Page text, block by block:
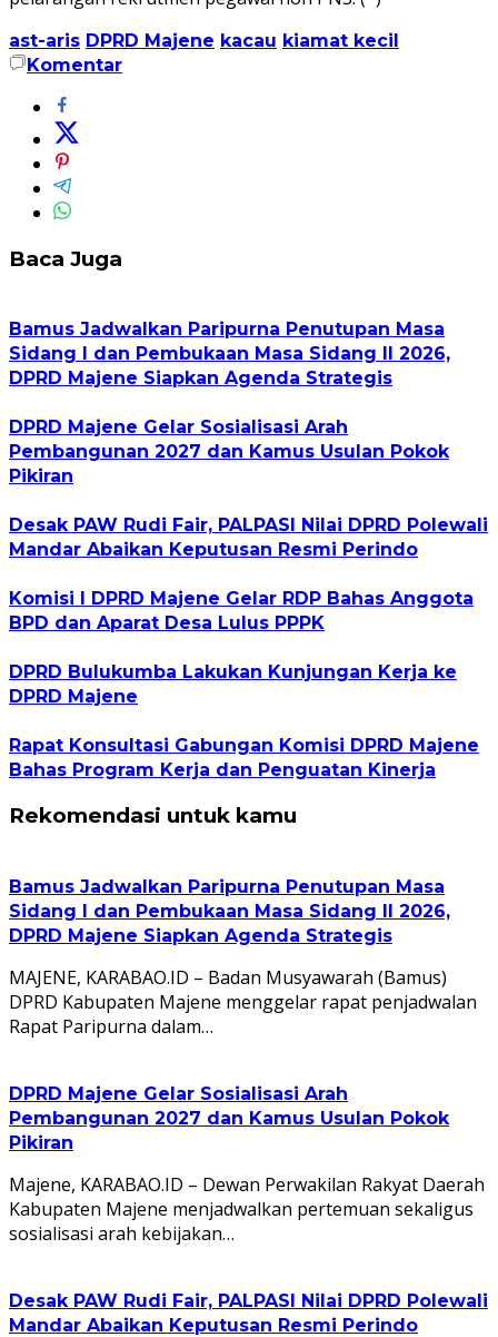
ast-aris DPRD Majene kacau kiamat kecil
Komentar
Baca Juga
Bamus Jadwalkan Paripurna Penutupan Masa
Sidang I dan Pembukaan Masa Sidang II 2026,
DPRD Majene Siapkan Agenda Strategis
DPRD Majene Gelar Sosialisasi Arah
Pembangunan 2027 dan Kamus Usulan Pokok
Pikiran
Desak PAW Rudi Fair, PALPASI Nilai DPRD Polewali
Mandar Abaikan Keputusan Resmi Perindo
Komisi I DPRD Majene Gelar RDP Bahas Anggota
BPD dan Aparat Desa Lulus PPPK
DPRD Bulukumba Lakukan Kunjungan Kerja ke
DPRD Majene
Rapat Konsultasi Gabungan Komisi DPRD Majene
Bahas Program Kerja dan Penguatan Kinerja
Rekomendasi untuk kamu
Bamus Jadwalkan Paripurna Penutupan Masa
Sidang I dan Pembukaan Masa Sidang II 2026,
DPRD Majene Siapkan Agenda Strategis
MAJENE, KARABAO.ID – Badan Musyawarah (Bamus)
DPRD Kabupaten Majene menggelar rapat penjadwalan
Rapat Paripurna dalam…
DPRD Majene Gelar Sosialisasi Arah
Pembangunan 2027 dan Kamus Usulan Pokok
Pikiran
Majene, KARABAO.ID – Dewan Perwakilan Rakyat Daerah
Kabupaten Majene menjadwalkan pertemuan sekaligus
sosialisasi arah kebijakan…
Desak PAW Rudi Fair, PALPASI Nilai DPRD Polewali
Mandar Abaikan Keputusan Resmi Perindo